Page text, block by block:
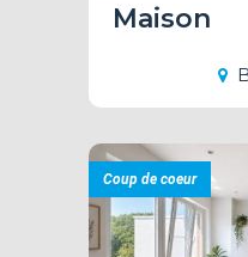
Maison
Coup de coeur